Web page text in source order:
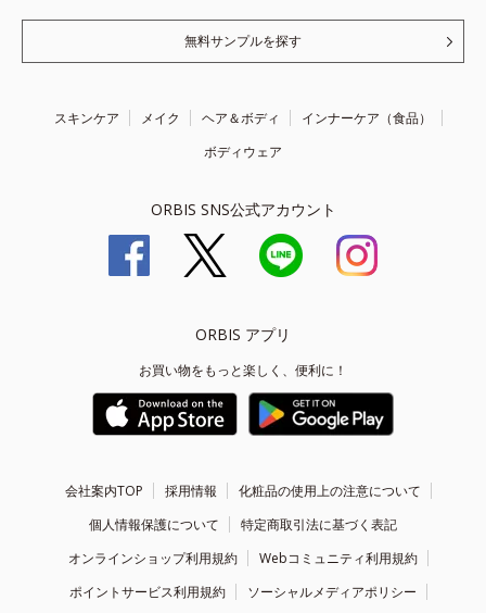
無料サンプルを探す
スキンケア メイク ヘア＆ボディ
インナーケア（食品）
ボディウェア
ORBIS SNS公式アカウント
ORBIS アプリ
お買い物をもっと楽しく、便利に！
会社案内TOP 採用情報
化粧品の使用上の注意について
個人情報保護について
特定商取引法に基づく表記
オンラインショップ利用規約
Webコミュニティ利用規約
ポイントサービス利用規約
ソーシャルメディアポリシー